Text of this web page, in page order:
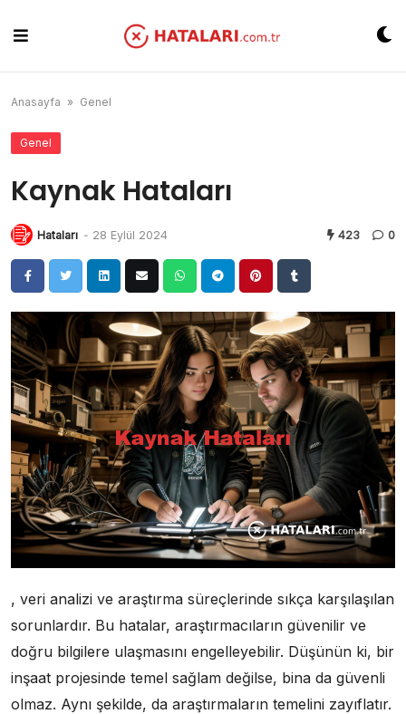
content
Anasayfa » Genel
Genel
Kaynak Hataları
Hataları - 28 Eylül 2024 423 0
, veri analizi ve araştırma süreçlerinde sıkça karşılaşılan
sorunlardır. Bu hatalar, araştırmacıların güvenilir ve
doğru bilgilere ulaşmasını engelleyebilir. Düşünün ki, bir
inşaat projesinde temel sağlam değilse, bina da güvenli
olmaz. Aynı şekilde, da araştırmaların temelini zayıflatır.